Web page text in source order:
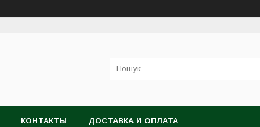
КОНТАКТЫ ДОСТАВКА И ОПЛАТА